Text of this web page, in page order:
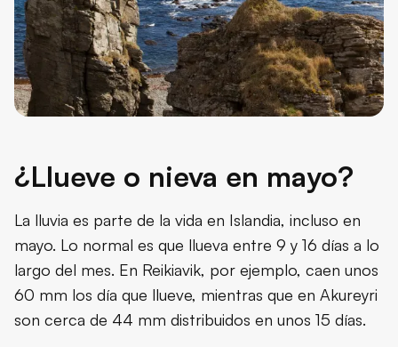
¿Llueve o nieva en mayo?
La lluvia es parte de la vida en Islandia, incluso en
mayo. Lo normal es que llueva entre 9 y 16 días a lo
largo del mes. En Reikiavik, por ejemplo, caen unos
60 mm los día que llueve, mientras que en Akureyri
son cerca de 44 mm distribuidos en unos 15 días.